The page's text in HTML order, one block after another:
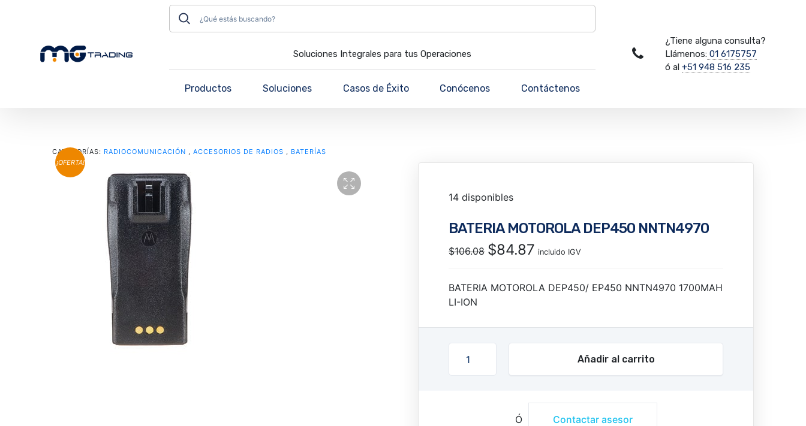
Soluciones Integrales para tus Operaciones
Productos Soluciones Casos de Éxito Conócenos Contáctenos
¿Tiene alguna consulta?
Llámenos:01 6175757
ó al +51 948 516 235
CATEGORÍAS: RADIOCOMUNICACIÓN , ACCESORIOS DE RADIOS , BATERÍAS
¡OFERTA!
BATERIA MOTOROLA DEP450 NNTN4970
$106.08 $84.87 incluido IGV
BATERIA MOTOROLA DEP450/ EP450 NNTN4970 1700MAH
LI-ION
14 disponibles
Añadir al carrito
Ó Contactar asesor